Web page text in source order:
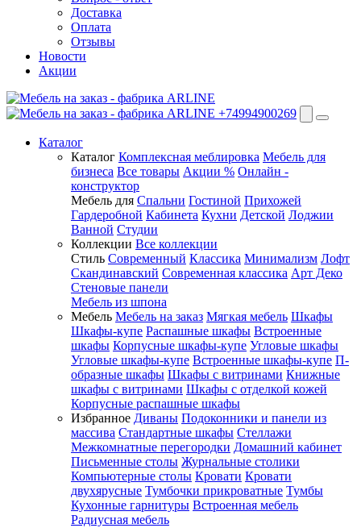
Доставка
Оплата
Отзывы
Новости
Акции
+74994900269
Каталог
Каталог Комплексная меблировка Мебель для
бизнеса Все товары Акции % Онлайн -
конструктор
Мебель для Спальни Гостиной Прихожей
Гардеробной Кабинета Кухни Детской Лоджии
Ванной Студии
Коллекции Все коллекции
Стиль Современный Классика Минимализм Лофт
Скандинавский Современная классика Арт Деко
Стеновые панели
Мебель из шпона
Мебель Мебель на заказ Мягкая мебель Шкафы
Шкафы-купе Распашные шкафы Встроенные
шкафы Корпусные шкафы-купе Угловые шкафы
Угловые шкафы-купе Встроенные шкафы-купе П-
образные шкафы Шкафы с витринами Книжные
шкафы с витринами Шкафы c отделкой кожей
Корпусные распашные шкафы
Избранное Диваны Подоконники и панели из
массива Стандартные шкафы Стеллажи
Межкомнатные перегородки Домашний кабинет
Письменные столы Журнальные столики
Компьютерные столы Кровати Кровати
двухярусные Тумбочки прикроватные Тумбы
Кухонные гарнитуры Встроенная мебель
Радиусная мебель